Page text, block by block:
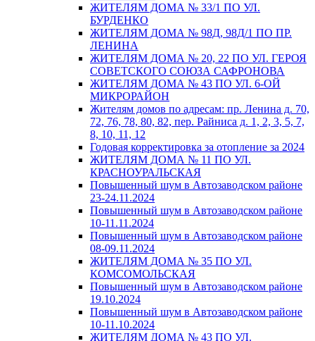
ЖИТЕЛЯМ ДОМА № 33/1 ПО УЛ.
БУРДЕНКО
ЖИТЕЛЯМ ДОМА № 98Д, 98Д/1 ПО ПР.
ЛЕНИНА
ЖИТЕЛЯМ ДОМА № 20, 22 ПО УЛ. ГЕРОЯ
СОВЕТСКОГО СОЮЗА САФРОНОВА
ЖИТЕЛЯМ ДОМА № 43 ПО УЛ. 6-ОЙ
МИКРОРАЙОН
Жителям домов по адресам: пр. Ленина д. 70,
72, 76, 78, 80, 82, пер. Райниса д. 1, 2, 3, 5, 7,
8, 10, 11, 12
Годовая корректировка за отопление за 2024
ЖИТЕЛЯМ ДОМА № 11 ПО УЛ.
КРАСНОУРАЛЬСКАЯ
Повышенный шум в Автозаводском районе
23-24.11.2024
Повышенный шум в Автозаводском районе
10-11.11.2024
Повышенный шум в Автозаводском районе
08-09.11.2024
ЖИТЕЛЯМ ДОМА № 35 ПО УЛ.
КОМСОМОЛЬСКАЯ
Повышенный шум в Автозаводском районе
19.10.2024
Повышенный шум в Автозаводском районе
10-11.10.2024
ЖИТЕЛЯМ ДОМА № 43 ПО УЛ.